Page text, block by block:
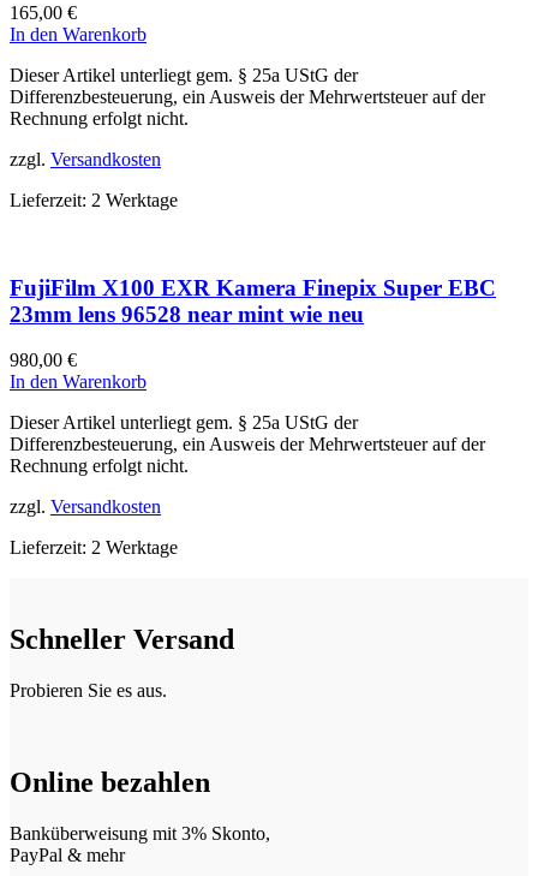
165,00 €
In den Warenkorb
Dieser Artikel unterliegt gem. § 25a UStG der
Differenzbesteuerung, ein Ausweis der Mehrwertsteuer auf der
Rechnung erfolgt nicht.
zzgl. Versandkosten
Lieferzeit: 2 Werktage
FujiFilm X100 EXR Kamera Finepix Super EBC
23mm lens 96528 near mint wie neu
980,00 €
In den Warenkorb
Dieser Artikel unterliegt gem. § 25a UStG der
Differenzbesteuerung, ein Ausweis der Mehrwertsteuer auf der
Rechnung erfolgt nicht.
zzgl. Versandkosten
Lieferzeit: 2 Werktage
Schneller Versand
Probieren Sie es aus.
Online bezahlen
Banküberweisung mit 3% Skonto,
PayPal & mehr